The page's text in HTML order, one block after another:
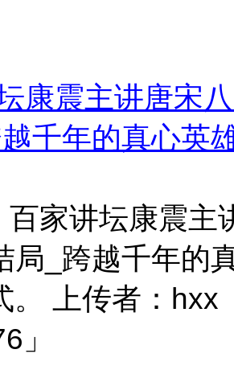
康震主讲唐宋
千年的真心英
家讲坛康震主
局_跨越千年的
。 上传者：hxx
」